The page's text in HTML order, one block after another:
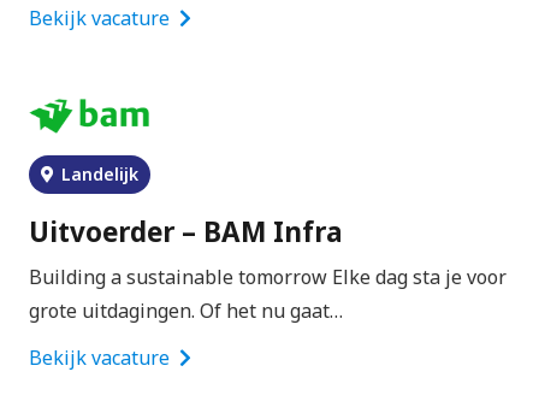
Bekijk vacature
Landelijk
Uitvoerder – BAM Infra
Building a sustainable tomorrow Elke dag sta je voor
grote uitdagingen. Of het nu gaat…
Bekijk vacature